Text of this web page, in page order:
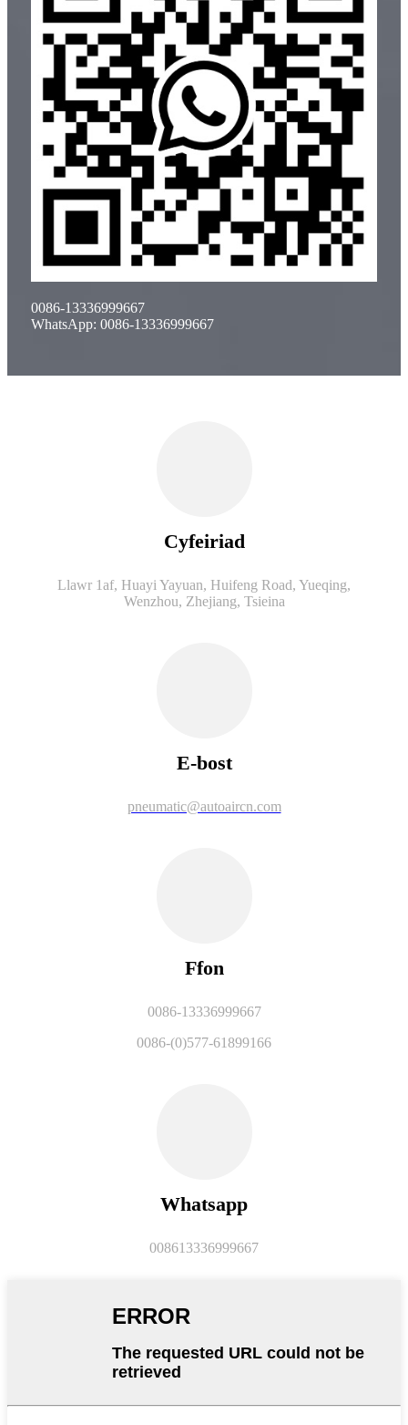
0086-13336999667
WhatsApp: 0086-13336999667
Cyfeiriad
Llawr 1af, Huayi Yayuan, Huifeng Road, Yueqing,
Wenzhou, Zhejiang, Tsieina
E-bost
pneumatic@autoaircn.com
Ffon
0086-13336999667
0086-(0)577-61899166
Whatsapp
008613336999667